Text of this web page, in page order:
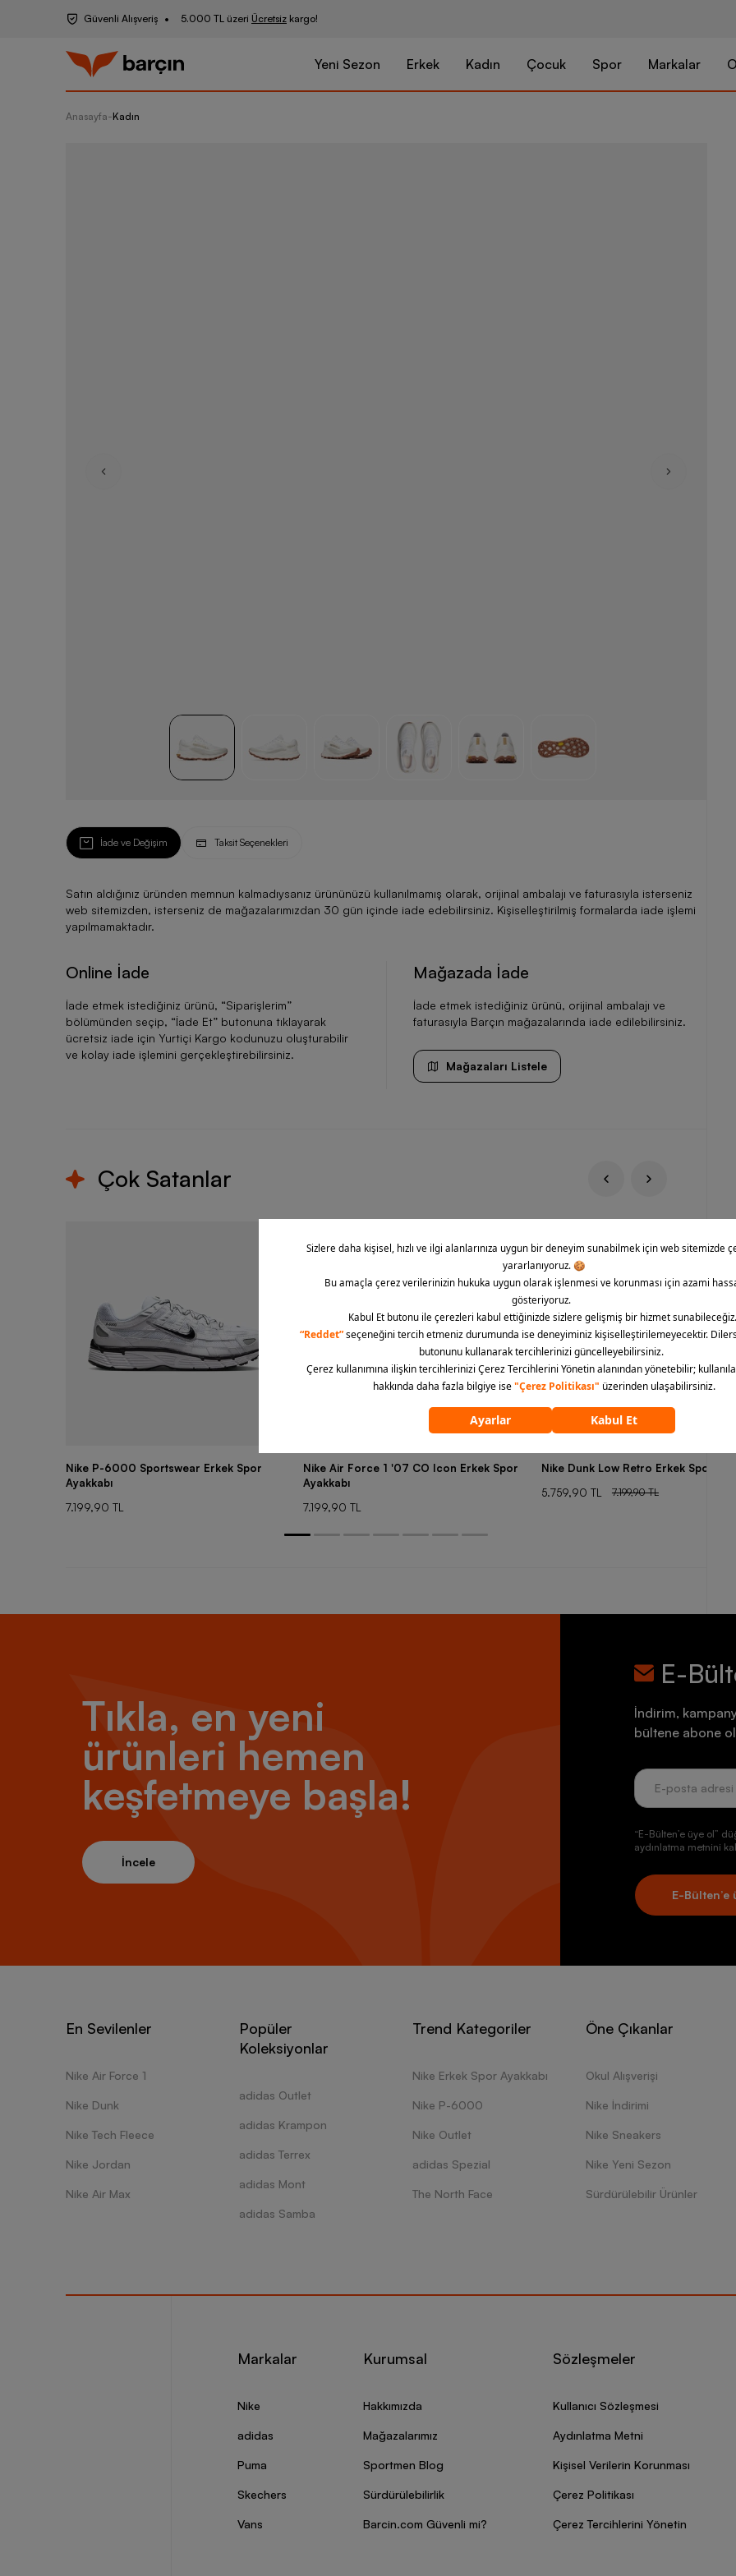
Güvenli Alışveriş 5.000 TL üzeri Ücretsiz kargo!
Yeni Sezon Erkek Kadın Çocuk Spor Markalar
Anasayfa-Kadın
Merrell
İade ve Değişim Taksit Seçenekleri
Satın aldığınız üründen memnun kalmadıysanız ürününüzü kullanılmamış olarak, orijinal ambalajı ve faturasıyla isterseniz
web sitemizden, isterseniz de mağazalarımızdan 30 gün içinde iade edebilirsiniz. Kişiselleştirilmiş formalarda iade işlemi
yapılmamaktadır.
Online İade
İade etmek istediğiniz ürünü, “Siparişlerim”
bölümünden seçip, “İade Et” butonuna tıklayarak
ücretsiz iade için Yurtiçi Kargo kodunuzu oluşturabilir
ve kolay iade işlemini gerçekleştirebilirsiniz.
Mağazada İade
İade etmek istediğiniz ürünü, orijinal ambalajı ve
faturasıyla Barçın mağazalarında iade edilebilirsiniz.
Mağazaları Listele
Çok Satanlar
Nike P-6000 Sportswear Erkek Spor
Ayakkabı
7.199,90 TL
Nike Air Force 1 '07 CO Icon Erkek Spor
Ayakkabı
7.199,90 TL
Nike Dunk Low Retro Erkek Spor
5.759,90 TL
7.199,90 TL
Tıkla, en yeni
ürünleri hemen
keşfetmeye başla!
İncele
E-
İndirim,
bültene abone
“E-Bülten’e üye ol”
aydınlatma metnini
E-Bülten’e
En Sevilenler
Nike Air Force 1
Nike Dunk
Nike Tech Fleece
Nike Jordan
Nike Air Max
Popüler
Koleksiyonlar
adidas Outlet
adidas Krampon
adidas Terrex
adidas Mont
adidas Samba
Trend Kategoriler
Nike Erkek Spor Ayakkabı
Nike P-6000
Nike Outlet
adidas Spezial
The North Face
Öne Çıkanlar
Okul Alışverişi
Nike İndirimi
Nike Sneakers
Nike Yeni Sezon
Sürdürülebilir Ürünler
Markalar
Nike
adidas
Puma
Skechers
Vans
Kurumsal
Hakkımızda
Mağazalarımız
Sportmen Blog
Sürdürülebilirlik
Barcin.com Güvenli mi?
Sözleşmeler
Kullanıcı Sözleşmesi
Aydınlatma Metni
Kişisel Verilerin Korunması
Çerez Politikası
Çerez Tercihlerini Yönetin